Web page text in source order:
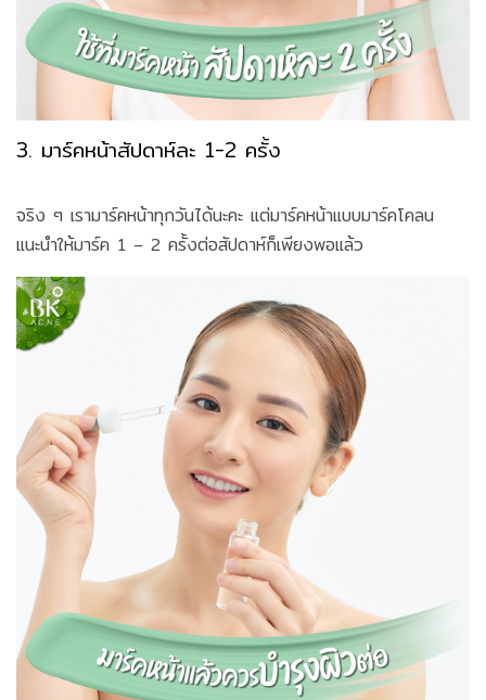
3. มาร์คหน้าสัปดาห์ละ 1-2 ครั้ง
จริง ๆ เรามาร์คหน้าทุกวันได้นะคะ แต่มาร์คหน้าแบบมาร์คโคลน
แนะนำให้มาร์ค 1 – 2 ครั้งต่อสัปดาห์ก็เพียงพอแล้ว